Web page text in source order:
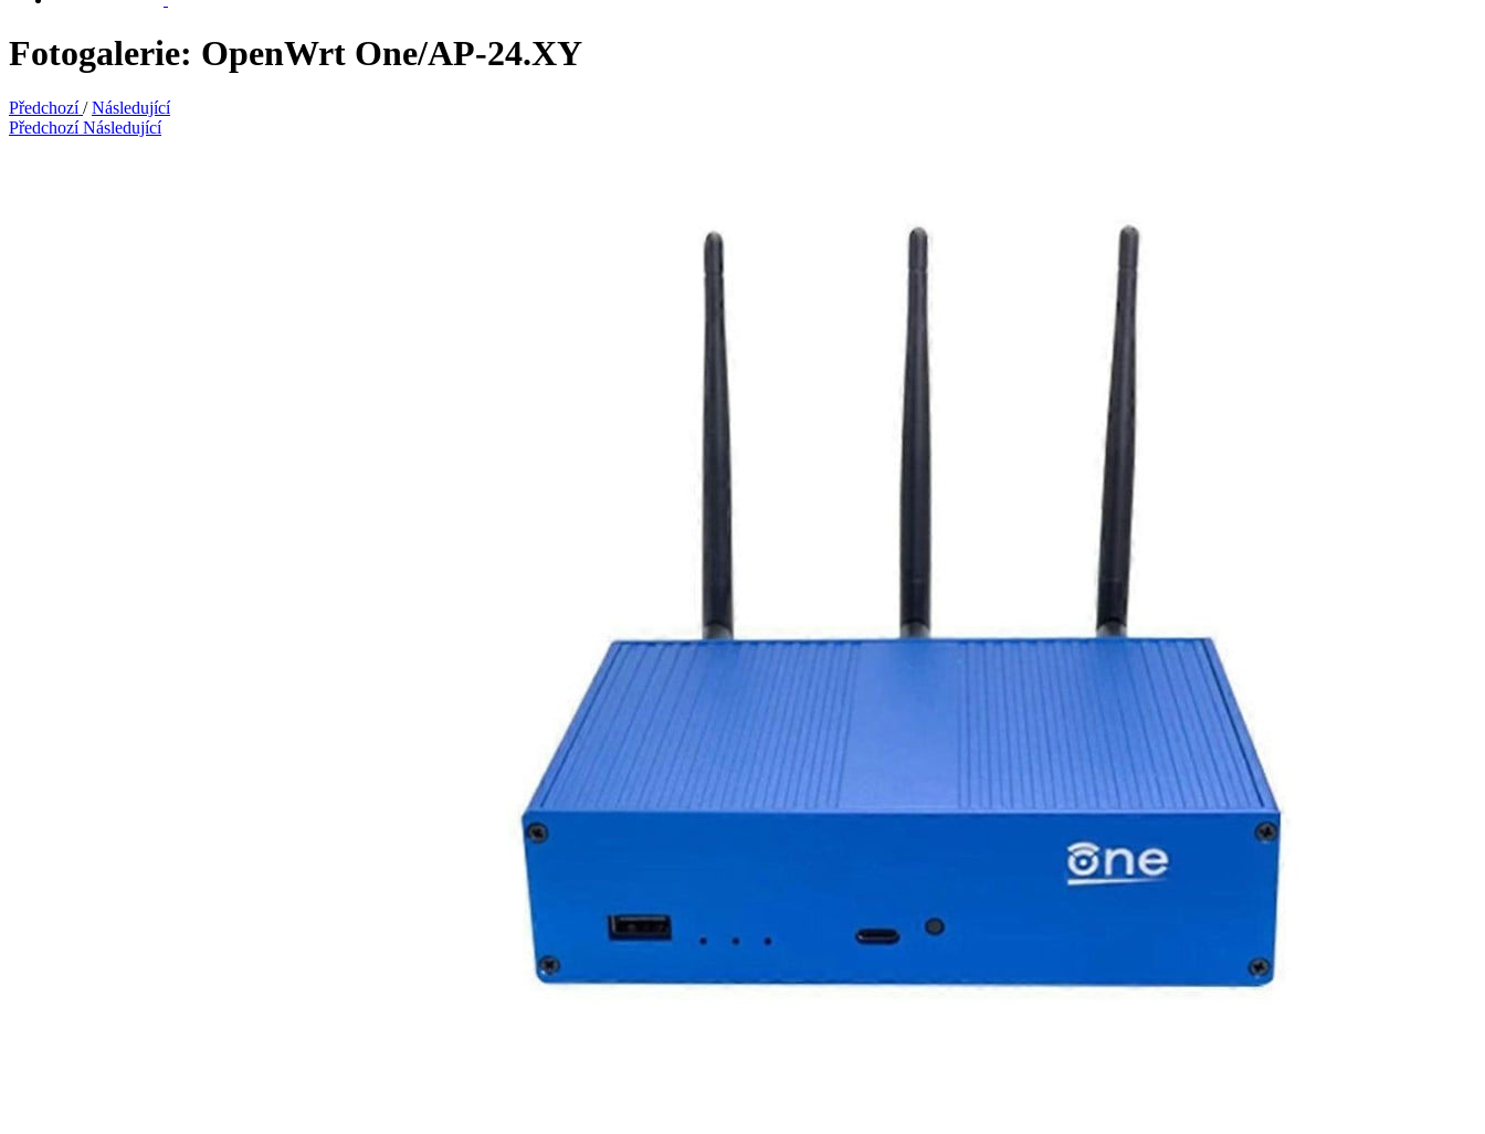
Fotogalerie: OpenWrt One/AP-24.XY
Předchozí / Následující
Předchozí Následující